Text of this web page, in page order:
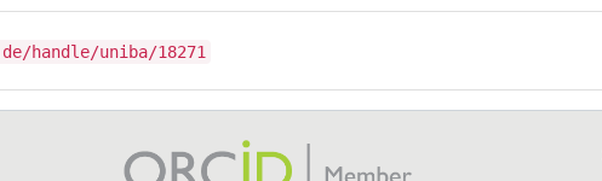
handle/uniba/18271